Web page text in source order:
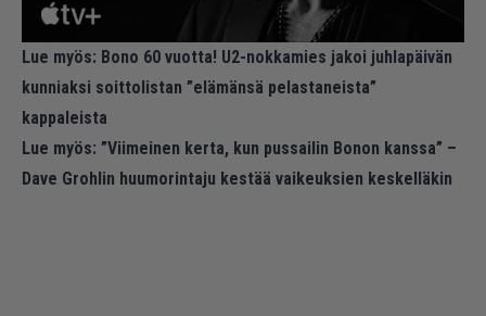
Lue myös: Bono 60 vuotta! U2-nokkamies jakoi juhlapäivän
kunniaksi soittolistan ”elämänsä pelastaneista”
kappaleista
Lue myös: ”Viimeinen kerta, kun pussailin Bonon kanssa” –
Dave Grohlin huumorintaju kestää vaikeuksien keskelläkin